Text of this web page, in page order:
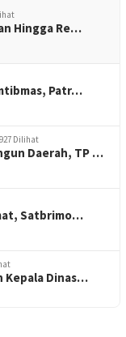
Hingga Re…
Patr…
927 Dilihat
Daerah, TP …
Satbrimo…
Kepala Dinas…